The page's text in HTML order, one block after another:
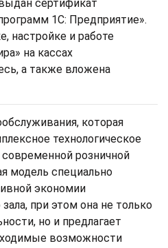
сертификат
1С: Предприятие».
настройке и работе
на кассах
а также вложена
которая
технологическое
розничной
модель специально
экономии
при этом она не только
но и предлагает
возможности